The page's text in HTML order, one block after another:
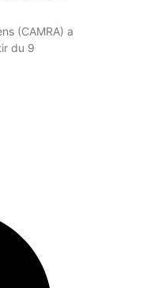
(CAMRA) a
du 9